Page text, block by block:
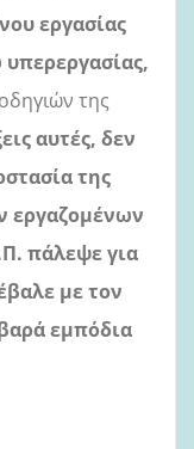
εργασίας
της
αυτές, δεν
της
εργαζομένων
πάλεψε για
με τον
εμπόδια